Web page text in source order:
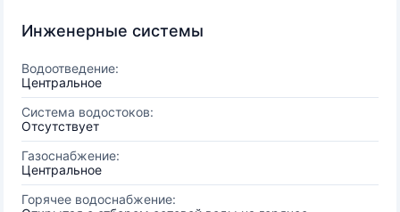
Инженерные системы
Водоотведение:
Центральное
Система водостоков:
Отсутствует
Газоснабжение:
Центральное
Горячее водоснабжение: